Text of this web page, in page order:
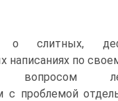
о слитных,
написаниях по
вопросом
с проблемой